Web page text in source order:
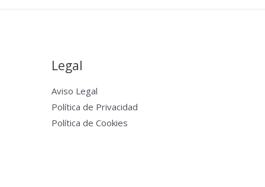
Legal
Aviso Legal
Política de Privacidad
Política de Cookies